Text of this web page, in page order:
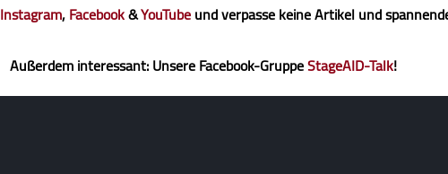
Instagram,Facebook&YouTubeund verpasse keine Artikel und
Außerdem interessant: Unsere Facebook-GruppeStageAID-Talk!